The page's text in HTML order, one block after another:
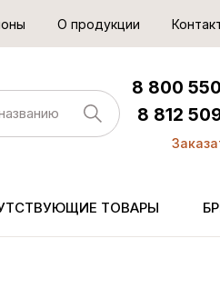
О продукции
8 800
8 812
ТОВАРЫ